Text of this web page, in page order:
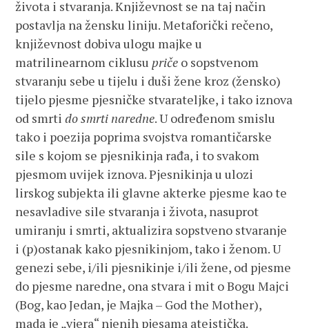
života i stvaranja. Književnost se na taj način
postavlja na žensku liniju. Metaforički rečeno,
književnost dobiva ulogu majke u
matrilinearnom ciklusu priče o sopstvenom
stvaranju sebe u tijelu i duši žene kroz (žensko)
tijelo pjesme pjesničke stvarateljke, i tako iznova
od smrtido smrti naredne. U određenom smislu
tako i poezija poprima svojstva romantičarske
sile s kojom se pjesnikinja rađa, i to svakom
pjesmom uvijek iznova. Pjesnikinja u ulozi
lirskog subjekta ili glavne akterke pjesme kao te
nesavladive sile stvaranja i života, nasuprot
umiranju i smrti, aktualizira sopstveno stvaranje
i (p)ostanak kako pjesnikinjom, tako i ženom. U
genezi sebe, i/ili pjesnikinje i/ili žene, od pjesme
do pjesme naredne, ona stvara i mit o Bogu Majci
(Bog, kao Jedan, je Majka – God the Mother),
mada je „vjera“ njenih pjesama ateistička.